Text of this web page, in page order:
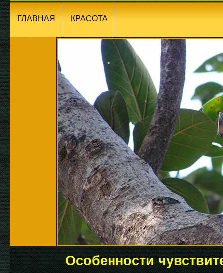
ГЛАВНАЯ КРАСОТА
Особенности